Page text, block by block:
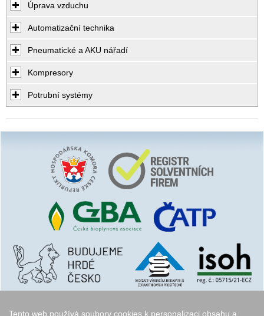
Tento web používá soubory cookies k personalizaci obsahu a
Úprava vzduchu
Automatizační technika
Pneumatické a AKU nářadí
Kompresory
Potrubní systémy